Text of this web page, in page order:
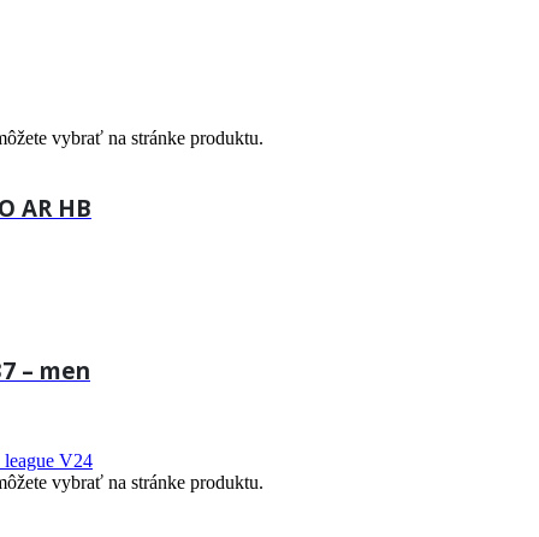
vybrať na stránke produktu.
AR HB
– men
vybrať na stránke produktu.